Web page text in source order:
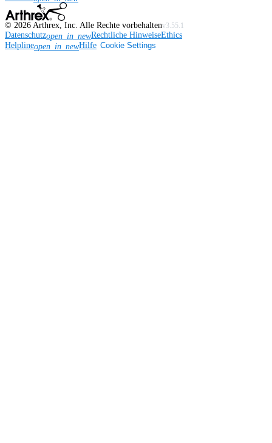
© 2026 Arthrex, Inc. Alle Rechte vorbehaltenv3.55.1
Datenschutzopen_in_newRechtliche HinweiseEthics
Helplineopen_in_newHilfe Cookie Settings